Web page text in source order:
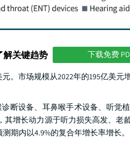
解关键趋势 下载免费
。市场规模从2022年的195亿美元
断设备、耳鼻喉手术设备、听觉
其增长动力源于听力损失高发、
期内以4.9%的复合年增长率增长。